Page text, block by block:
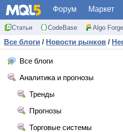
Форум Маркет
Статьи CodeBase Algo Forge
Все блоги / Новости рынков /
Все блоги
Аналитика и прогнозы
Тренды
Прогнозы
Торговые системы